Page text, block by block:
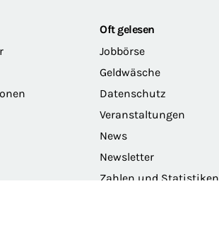
Oft gelesen
Jobbörse
Geldwäsche
Datenschutz
Veranstaltungen
News
Newsletter
Zahlen und Statistiken